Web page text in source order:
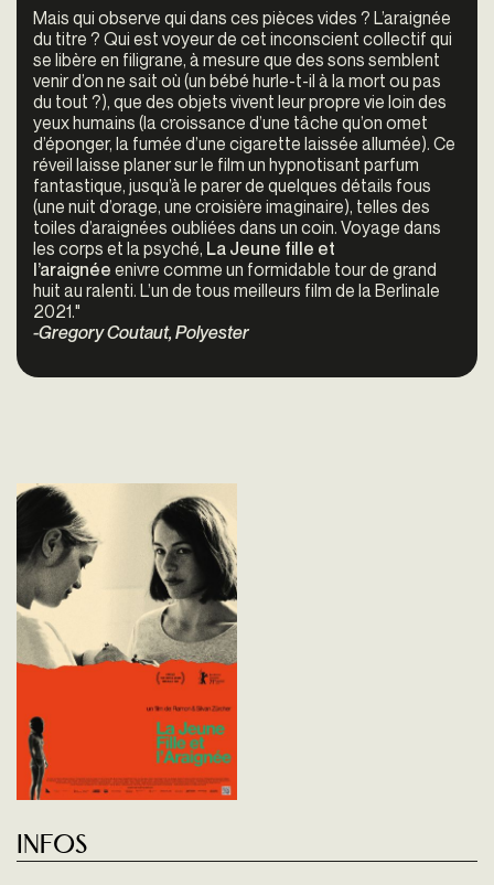
Mais qui observe qui dans ces pièces vides ? L’araignée
du titre ? Qui est voyeur de cet inconscient collectif qui
se libère en filigrane, à mesure que des sons semblent
venir d’on ne sait où (un bébé hurle-t-il à la mort ou pas
du tout ?), que des objets vivent leur propre vie loin des
yeux humains (la croissance d’une tâche qu’on omet
d’éponger, la fumée d’une cigarette laissée allumée). Ce
réveil laisse planer sur le film un hypnotisant parfum
fantastique, jusqu’à le parer de quelques détails fous
(une nuit d’orage, une croisière imaginaire), telles des
toiles d’araignées oubliées dans un coin. Voyage dans
les corps et la psyché, La Jeune fille et
l’araignée enivre comme un formidable tour de grand
huit au ralenti. L’un de tous meilleurs film de la Berlinale
2021."
-Gregory Coutaut, Polyester
Infos